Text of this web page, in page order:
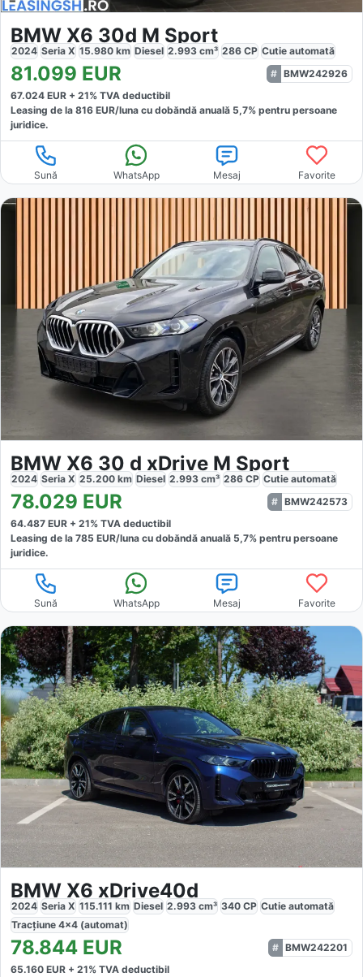
BMW X6 30d M Sport
2024 Seria X 15.980 km Diesel 2.993 cm³ 286 CP Cutie automată
81.099 EUR
BMW242926
67.024 EUR + 21% TVA deductibil
Leasing de la 816 EUR/luna cu dobăndă anuală 5,7% pentru persoane
juridice.
Sună WhatsApp Mesaj Favorite
BMW X6 30 d xDrive M Sport
2024 Seria X 25.200 km Diesel 2.993 cm³ 286 CP Cutie automată
78.029 EUR
BMW242573
64.487 EUR + 21% TVA deductibil
Leasing de la 785 EUR/luna cu dobăndă anuală 5,7% pentru persoane
juridice.
Sună WhatsApp Mesaj Favorite
BMW X6 xDrive40d
2024 Seria X 115.111 km Diesel 2.993 cm³ 340 CP Cutie automată
Tracțiune 4x4 (automat)
78.844 EUR
BMW242201
65.160 EUR + 21% TVA deductibil